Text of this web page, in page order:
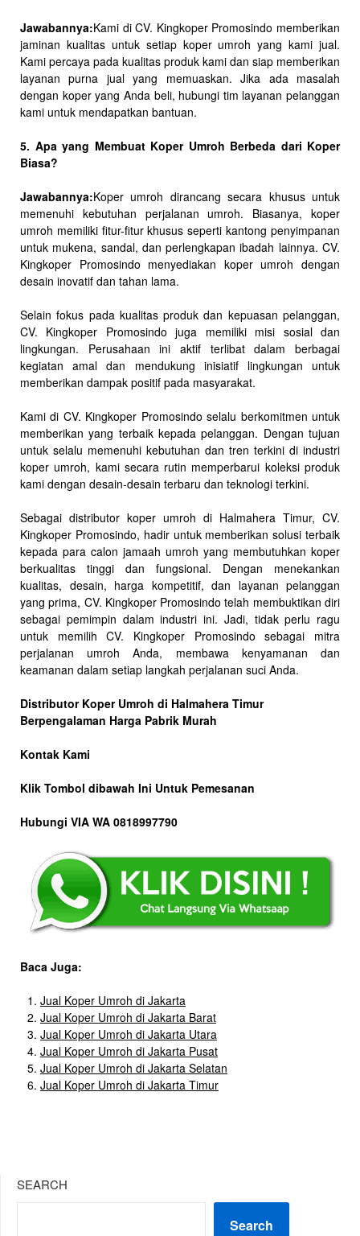
Jawabannya:Kami di CV. Kingkoper Promosindo memberikan
jaminan kualitas untuk setiap koper umroh yang kami jual.
Kami percaya pada kualitas produk kami dan siap memberikan
layanan purna jual yang memuaskan. Jika ada masalah
dengan koper yang Anda beli, hubungi tim layanan pelanggan
kami untuk mendapatkan bantuan.
5. Apa yang Membuat Koper Umroh Berbeda dari Koper
Biasa?
Jawabannya:Koper umroh dirancang secara khusus untuk
memenuhi kebutuhan perjalanan umroh. Biasanya, koper
umroh memiliki fitur-fitur khusus seperti kantong penyimpanan
untuk mukena, sandal, dan perlengkapan ibadah lainnya. CV.
Kingkoper Promosindo menyediakan koper umroh dengan
desain inovatif dan tahan lama.
Selain fokus pada kualitas produk dan kepuasan pelanggan,
CV. Kingkoper Promosindo juga memiliki misi sosial dan
lingkungan. Perusahaan ini aktif terlibat dalam berbagai
kegiatan amal dan mendukung inisiatif lingkungan untuk
memberikan dampak positif pada masyarakat.
Kami di CV. Kingkoper Promosindo selalu berkomitmen untuk
memberikan yang terbaik kepada pelanggan. Dengan tujuan
untuk selalu memenuhi kebutuhan dan tren terkini di industri
koper umroh, kami secara rutin memperbarui koleksi produk
kami dengan desain-desain terbaru dan teknologi terkini.
Sebagai distributor koper umroh di Halmahera Timur, CV.
Kingkoper Promosindo, hadir untuk memberikan solusi terbaik
kepada para calon jamaah umroh yang membutuhkan koper
berkualitas tinggi dan fungsional. Dengan menekankan
kualitas, desain, harga kompetitif, dan layanan pelanggan
yang prima, CV. Kingkoper Promosindo telah membuktikan diri
sebagai pemimpin dalam industri ini. Jadi, tidak perlu ragu
untuk memilih CV. Kingkoper Promosindo sebagai mitra
perjalanan umroh Anda, membawa kenyamanan dan
keamanan dalam setiap langkah perjalanan suci Anda.
Distributor Koper Umroh di Halmahera Timur
Berpengalaman Harga Pabrik Murah
Kontak Kami
Klik Tombol dibawah Ini Untuk Pemesanan
Hubungi VIA WA 0818997790
Baca Juga:
Jual Koper Umroh di Jakarta
Jual Koper Umroh di Jakarta Barat
Jual Koper Umroh di Jakarta Utara
Jual Koper Umroh di Jakarta Pusat
Jual Koper Umroh di Jakarta Selatan
Jual Koper Umroh di Jakarta Timur
SEARCH
Search